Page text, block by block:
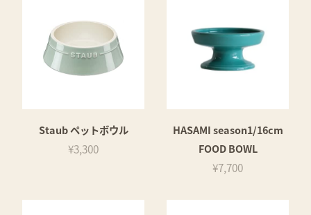
Staub ペットボウル
¥3,300
HASAMI season1/16cm
FOOD BOWL
¥7,700